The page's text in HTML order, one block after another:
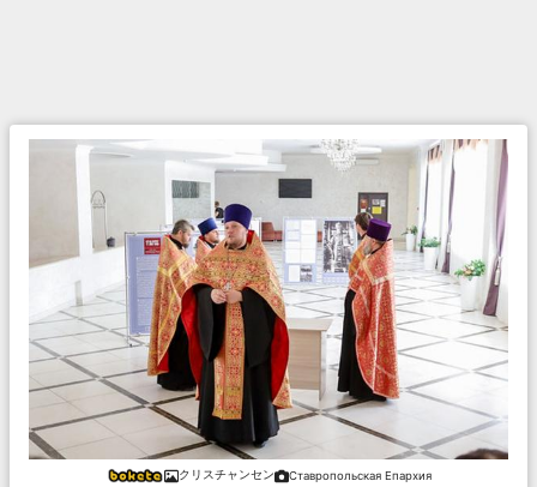
クリスチャンセン Ставропольская Епархия